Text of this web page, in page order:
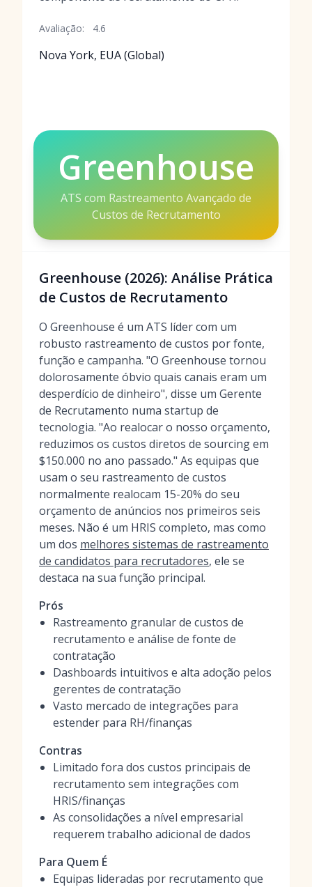
Avaliação: 4.6
Nova York, EUA (Global)
Greenhouse
ATS com Rastreamento Avançado de
Custos de Recrutamento
Greenhouse (2026): Análise Prática
de Custos de Recrutamento
O Greenhouse é um ATS líder com um
robusto rastreamento de custos por fonte,
função e campanha. "O Greenhouse tornou
dolorosamente óbvio quais canais eram um
desperdício de dinheiro", disse um Gerente
de Recrutamento numa startup de
tecnologia. "Ao realocar o nosso orçamento,
reduzimos os custos diretos de sourcing em
$150.000 no ano passado." As equipas que
usam o seu rastreamento de custos
normalmente realocam 15-20% do seu
orçamento de anúncios nos primeiros seis
meses. Não é um HRIS completo, mas como
um dos melhores sistemas de rastreamento
de candidatos para recrutadores, ele se
destaca na sua função principal.
Prós
Rastreamento granular de custos de
recrutamento e análise de fonte de
contratação
Dashboards intuitivos e alta adoção pelos
gerentes de contratação
Vasto mercado de integrações para
estender para RH/finanças
Contras
Limitado fora dos custos principais de
recrutamento sem integrações com
HRIS/finanças
As consolidações a nível empresarial
requerem trabalho adicional de dados
Para Quem É
Equipas lideradas por recrutamento que